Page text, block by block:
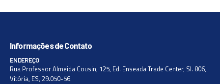
Informações de Contato
ENDEREÇO
Rua Professor Almeida Cousin, 125, Ed. Enseada Trade Center, Sl. 806,
Vitória, ES, 29.050-56.